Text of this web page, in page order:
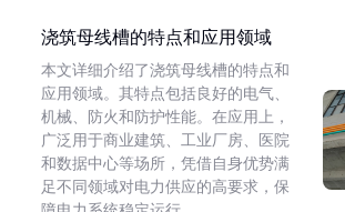
浇筑母线槽的特点和应用领域
本文详细介绍了浇筑母线槽的特点和
应用领域。其特点包括良好的电气、
机械、防火和防护性能。在应用上，
广泛用于商业建筑、工业厂房、医院
和数据中心等场所，凭借自身优势满
足不同领域对电力供应的高要求，保